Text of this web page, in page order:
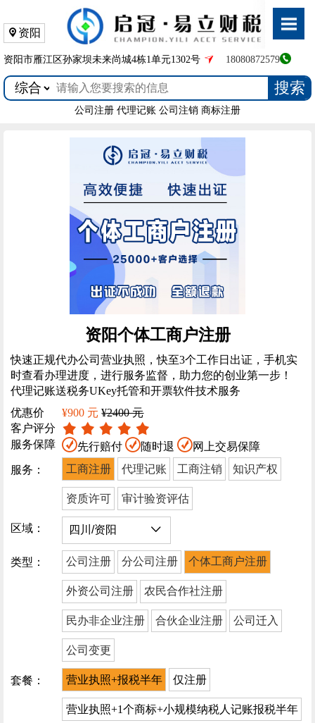
资阳
资阳市雁江区孙家坝未来尚城4栋1单元1302号 18080872579
搜索
公司注册 代理记账 公司注销 商标注册
资阳个体工商户注册
快速正规代办公司营业执照，快至3个工作日出证，手机实
时查看办理进度，进行服务监督，助力您的创业第一步！
代理记账送税务UKey托管和开票软件技术服务
优惠价
¥900 元 ¥2400 元
客户评分
服务保障
先行赔付 随时退
网上交易保障
服务：
工商注册 代理记账 工商注销 知识产权
资质许可 审计验资评估
区域：
类型： 公司注册 分公司注册 个体工商户注册
外资公司注册 农民合作社注册
民办非企业注册 合伙企业注册 公司迁入
公司变更
套餐： 营业执照+报税半年 仅注册
营业执照+1个商标+小规模纳税人记账报税半年